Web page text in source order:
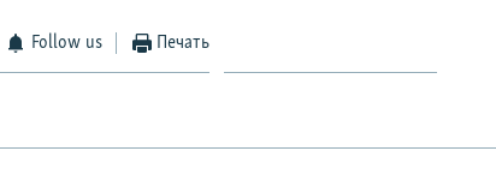
Follow us Печать